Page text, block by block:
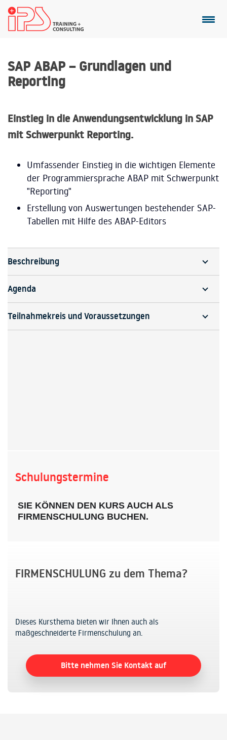
SAP ABAP – Grundlagen und
Reporting
Einstieg in die Anwendungsentwicklung in SAP
mit Schwerpunkt Reporting.
Umfassender Einstieg in die wichtigen Elemente
der Programmiersprache ABAP mit Schwerpunkt
"Reporting"
Erstellung von Auswertungen bestehender SAP-
Tabellen mit Hilfe des ABAP-Editors
Beschreibung
Agenda
Teilnahmekreis und Voraussetzungen
Schulungstermine
SIE KÖNNEN DEN KURS AUCH ALS
FIRMENSCHULUNG BUCHEN.
FIRMENSCHULUNG zu dem Thema?
Dieses Kursthema bieten wir Ihnen auch als
maßgeschneiderte Firmenschulung an.
Bitte nehmen Sie Kontakt auf